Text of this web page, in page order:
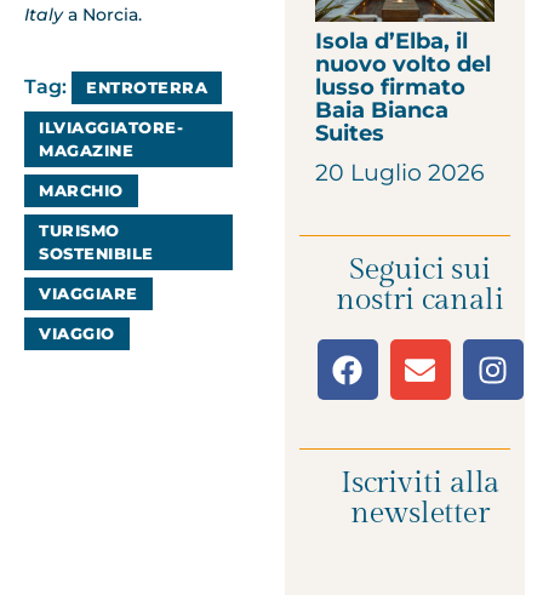
Italya Norcia.
Tag: ENTROTERRA
ILVIAGGIATORE-
MAGAZINE
MARCHIO
TURISMO
SOSTENIBILE
VIAGGIARE
VIAGGIO
Isola d’Elba, il
nuovo volto del
lusso firmato
Baia Bianca
Suites
20 Luglio 2026
Seguici sui
nostri canali
Iscriviti alla
newsletter